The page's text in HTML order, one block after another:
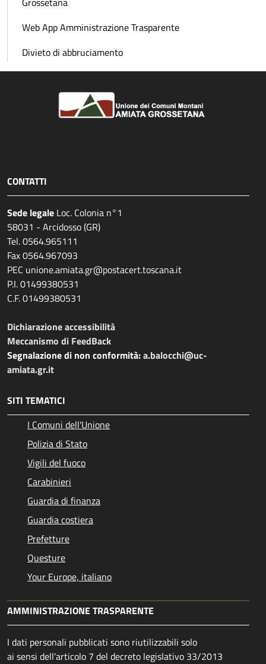
Web App Amministrazione Trasparente
Divieto di abbruciamento
CONTATTI
Sede legale Loc. Colonia n°1
58031 - Arcidosso (GR)
Tel. 0564.965111
Fax 0564.967093
PEC unione.amiata.gr@postacert.toscana.it
P.I. 01499380531
C.F. 01499380531
Dichiarazione accessibilità
Meccanismo di FeedBack
Segnalazione di non conformità:a.balocchi@uc-
amiata.gr.it
SITI TEMATICI
I Comuni dell'Unione
Polizia di Stato
Vigili del fuoco
Carabinieri
Guardia di finanza
Guardia costiera
Prefetture
Questure
Your Europe, italiano
AMMINISTRAZIONE TRASPARENTE
I dati personali pubblicati sono riutilizzabili solo
ai sensi dell'articolo 7 del decreto legislativo 33/2013